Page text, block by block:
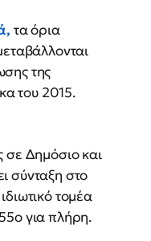
, τα όρια
της
του 2015.
σε Δημόσιο και
σύνταξη στο
τομέα
για πλήρη.